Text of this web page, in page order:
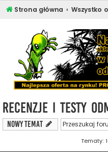
Strona główna
Recenzje i Testy
NOWY TEMAT
Tematy: